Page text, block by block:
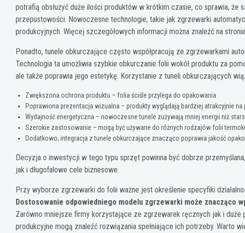
potrafią obsłużyć duże ilości produktów w krótkim czasie, co sprawia, że
przepustowości. Nowoczesne technologie, takie jak zgrzewarki
produkcyjnych. Więcej szczegółowych informacji można znaleźć na stronie
Ponadto, tunele obkurczające często współpracują ze zgrzewarkami
Technologia ta umożliwia szybkie obkurczanie folii wokół produktu za
ale także poprawia jego estetykę. Korzystanie z tuneli obkurczających
Zwiększona ochrona produktu – folia ściśle przylega do opakowania
Poprawiona prezentacja wizualna – produkty wyglądają bardziej atrakcyjnie na
Wydajność energetyczna – nowoczesne tunele zużywają mniej energii niż
Szerokie zastosowanie – mogą być używane do różnych rodzajów folii
Dodatkowo, integracja z tunele obkurczające znacząco poprawia jakość
Decyzja o inwestycji w tego typu sprzęt powinna być dobrze
jak i długofalowe cele biznesowe.
Przy wyborze zgrzewarki do folii ważne jest określenie specyfiki
Dostosowanie odpowiedniego modelu zgrzewarki może znacząco
Zarówno mniejsze firmy korzystające ze zgrzewarek ręcznych jak i
produkcyjne mogą znaleźć rozwiązania spełniające ich potrzeby. Warto